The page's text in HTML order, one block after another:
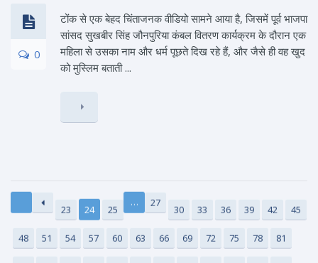
0
टोंक से एक बेहद चिंताजनक वीडियो सामने आया है, जिसमें पूर्व भाजपा
सांसद सुखबीर सिंह जौनपुरिया कंबल वितरण कार्यक्रम के दौरान एक
महिला से उसका नाम और धर्म पूछते दिख रहे हैं, और जैसे ही वह खुद
को मुस्लिम बताती ...
23 24 25
… 27
30 33 36 39 42 45
48 51 54 57 60 63 66 69 72 75 78 81